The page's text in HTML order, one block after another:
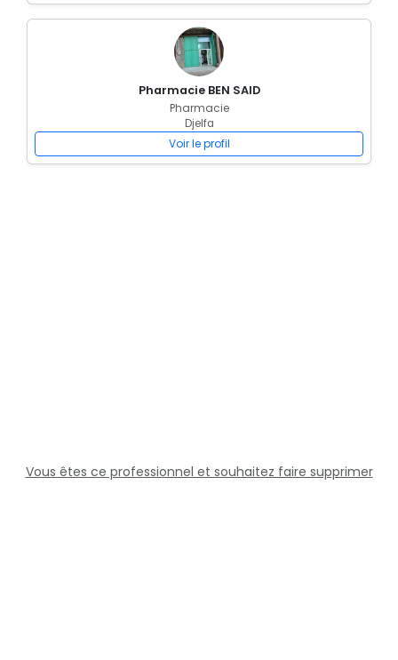
Pharmacie BEN SAID
Pharmacie
Djelfa
Voir le profil
Vous êtes ce professionnel et souhaitez faire supprimer